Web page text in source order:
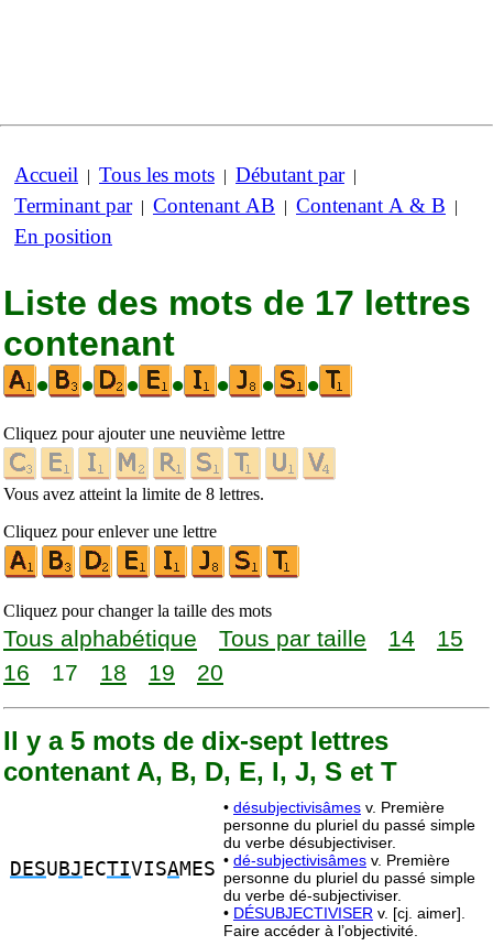
Accueil | Tous les mots | Débutant par|
Terminant par| Contenant AB | Contenant A & B |
En position
Liste des mots de 17 lettres
contenant
•
• • • • • •
Cliquez pour ajouter une neuvième lettre
Vous avez atteint la limite de 8 lettres.
Cliquez pour enlever une lettre
Cliquez pour changer la taille des mots
Tous alphabétique Tous par taille 14
15
16
17 18 19 20
Il y a 5 mots de dix-sept lettres
contenant A, B, D, E, I, J, S et T
DESU BJ ECTIVISAMES
• désubjectivisâmes v. Première
personne du pluriel du passé simple
du verbe désubjectiviser.
• dé-subjectivisâmes v. Première
personne du pluriel du passé simple
du verbe dé-subjectiviser.
• DÉSUBJECTIVISER v. [cj. aimer].
Faire accéder à l’objectivité.